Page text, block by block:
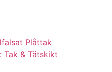
Plåttak
Tak & Tätskikt